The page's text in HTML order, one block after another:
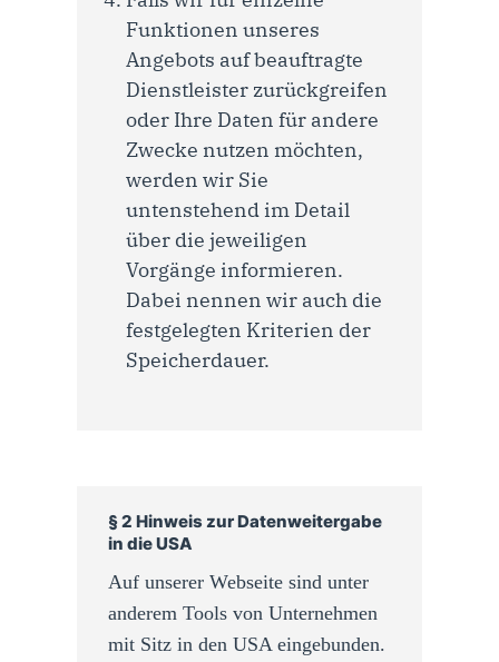
Funktionen unseres
Angebots auf beauftragte
Dienstleister zurückgreifen
oder Ihre Daten für andere
Zwecke nutzen möchten,
werden wir Sie
untenstehend im Detail
über die jeweiligen
Vorgänge informieren.
Dabei nennen wir auch die
festgelegten Kriterien der
Speicherdauer.
§ 2 Hinweis zur Datenweitergabe
in die USA
Auf unserer Webseite sind unter
anderem Tools von Unternehmen
mit Sitz in den USA eingebunden.